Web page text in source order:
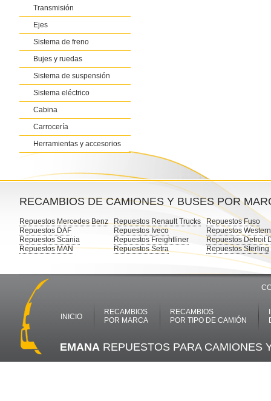
Transmisión
Ejes
Sistema de freno
Bujes y ruedas
Sistema de suspensión
Sistema eléctrico
Cabina
Carrocería
Herramientas y accesorios
RECAMBIOS DE CAMIONES Y BUSES POR
Repuestos Mercedes Benz
Repuestos DAF
Repuestos Scania
Repuestos MAN
Repuestos Renault Trucks
Repuestos Iveco
Repuestos Freightliner
Repuestos Setra
Repuestos Fuso
Repuestos
Repuestos Detroit
Repuestos Sterling
INICIO
RECAMBIOS
POR MARCA
RECAMBIOS
POR TIPO DE CAMIÓN
EMANA REPUESTOS PARA CAMIONES